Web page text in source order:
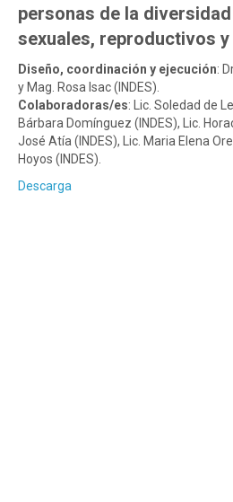
personas de la
sexuales, reproductivos
Diseño, coordinación y ejecución:
y Mag. Rosa Isac (INDES).
Colaboradoras/es: Lic. Soledad de
Bárbara Domínguez (INDES), Lic.
José Atía (INDES), Lic. Maria Elena
Hoyos (INDES).
Descarga